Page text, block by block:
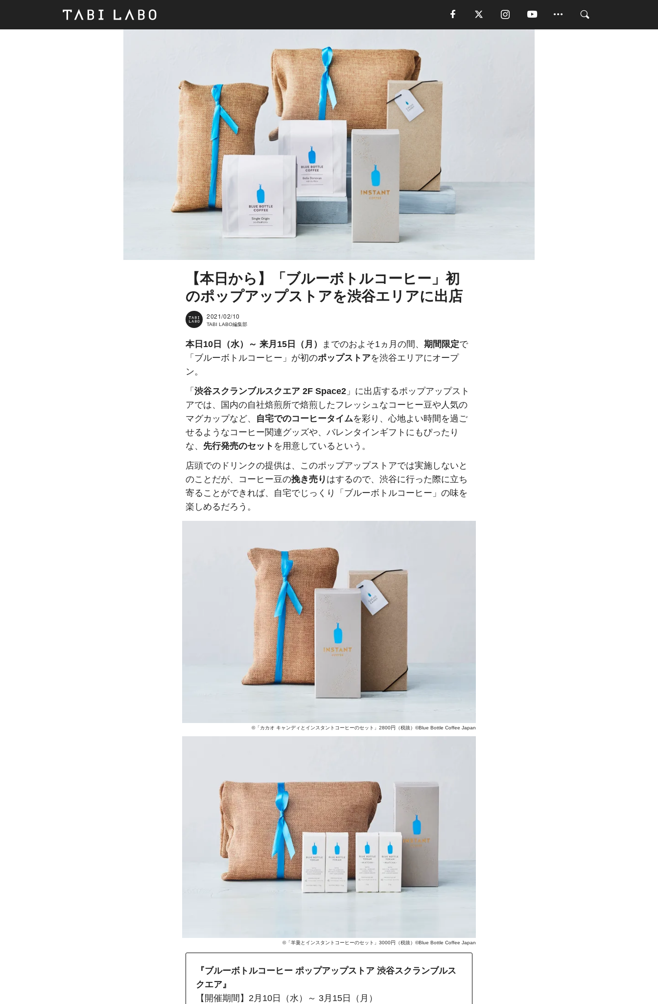
【本日から】「ブルーボトルコーヒー」初
のポップアップストアを渋谷エリアに出店
2021/02/10
TABI LABO編集部
本日10日（水）～ 来月15日（月） までのおよそ1ヵ月の間、 期間限定で
「ブルーボトルコーヒー」が初のポップストアを渋谷エリアにオープ
ン。
「 渋谷スクランブルスクエア 2F Space2 」に出店するポップアップスト
アでは、国内の自社焙煎所で焙煎したフレッシュなコーヒー豆や人気の
マグカップなど、 自宅でのコーヒータイムを彩り、心地よい時間を過ご
せるようなコーヒー関連グッズや、バレンタインギフトにもぴったり
な、 先行発売のセット を用意しているという。
店頭でのドリンクの提供は、このポップアップストアでは実施しないと
のことだが、コーヒー豆の挽き売り はするので、渋谷に行った際に立ち
寄ることができれば、自宅でじっくり「ブルーボトルコーヒー」の味を
楽しめるだろう。
©「カカオ キャンディとインスタントコーヒーのセット」2800円（税抜）©Blue Bottle Coffee Japan
©「羊羹とインスタントコーヒーのセット」3000円（税抜）©Blue Bottle Coffee Japan
『ブルーボトルコーヒー ポップアップストア 渋谷スクランブルス
クエア』
【開催期間】2月10日（水）～ 3月15日（月）